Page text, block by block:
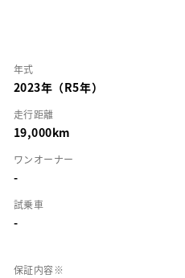
年式
2023年（R5年）
走行距離
19,000km
ワンオーナー
-
試乗車
-
保証内容※